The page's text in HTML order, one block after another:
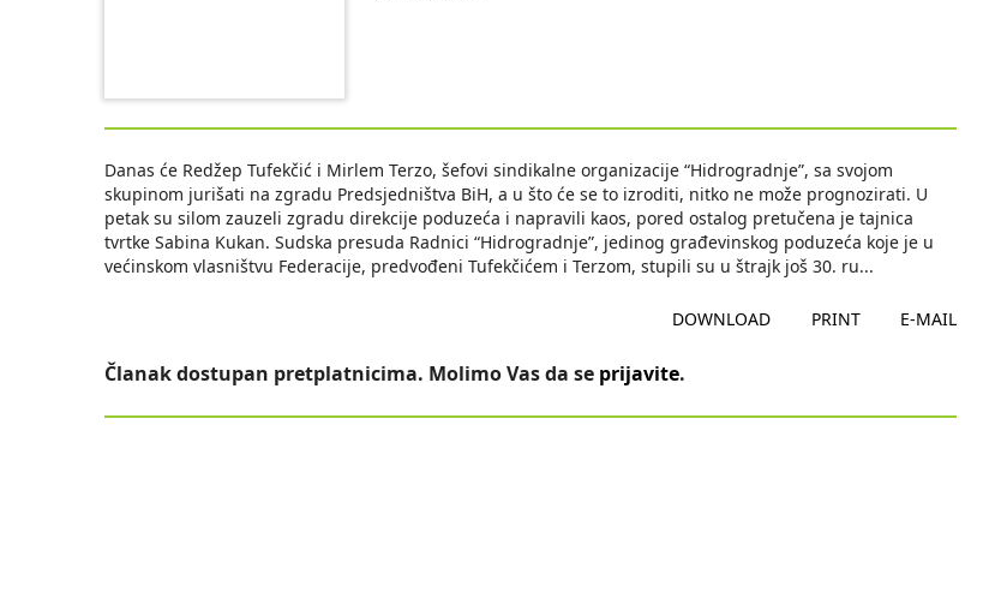
Danas će Redžep Tufekčić i Mirlem Terzo, šefovi sindikalne organizacije “Hidrogradnje”, sa svojom
skupinom jurišati na zgradu Predsjedništva BiH, a u što će se to izroditi, nitko ne može prognozirati. U
petak su silom zauzeli zgradu direkcije poduzeća i napravili kaos, pored ostalog pretučena je tajnica
tvrtke Sabina Kukan. Sudska presuda Radnici “Hidrogradnje”, jedinog građevinskog poduzeća koje je u
većinskom vlasništvu Federacije, predvođeni Tufekčićem i Terzom, stupili su u štrajk još 30. ru...
DOWNLOAD PRINT E-MAIL
Članak dostupan pretplatnicima. Molimo Vas da se prijavite.